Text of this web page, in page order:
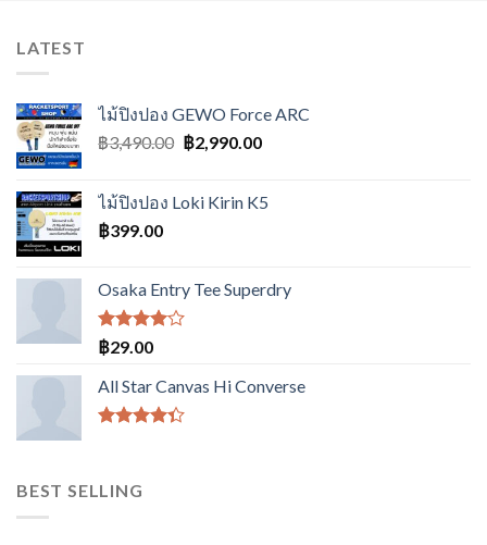
LATEST
ไม้ปิงปอง GEWO Force ARC
฿3,490.00 Original
฿3,490.00.
฿2,990.00Current
฿2,990.00.
ไม้ปิงปอง Loki Kirin K5
฿399.00
Osaka Entry Tee Superdry
ให้
คะแนน
4.00
ตั้งแต่ 1-
5
฿29.00
All Star Canvas Hi Converse
ตั้งแต่ 1-5
BEST SELLING